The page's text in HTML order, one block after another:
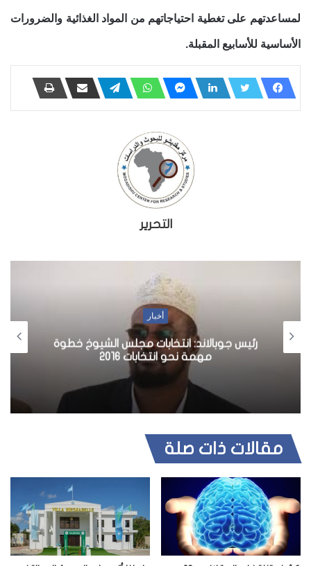
لمساعدتهم على تغطية احتياجاتهم من المواد الغذائية والضرورات
الأساسية للأسابيع المقبلة.
التحرير
أخبار
رئيس جوبالاند: انتخابات مجلس الشيوخ خطوة
مهمة نحو انتخابات 2016
مقالات ذات صلة